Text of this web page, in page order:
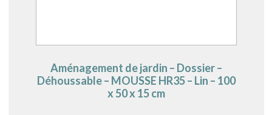
Aménagement de jardin – Dossier –
Déhoussable – MOUSSE HR35 – Lin – 100
x 50 x 15 cm